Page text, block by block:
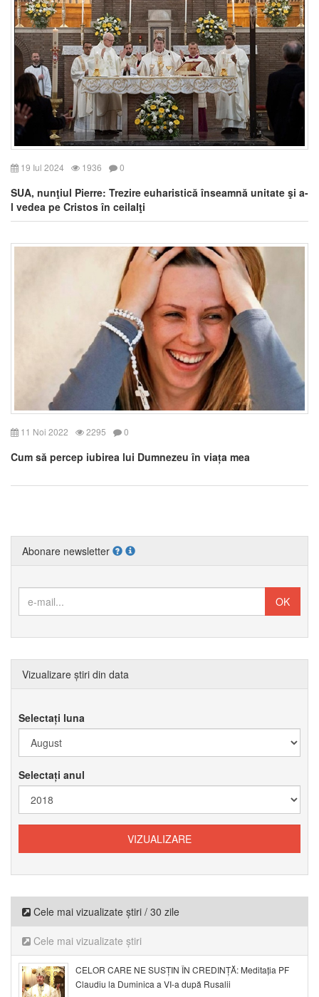
19 Iul 2024 1936 0
SUA, nunţiul Pierre: Trezire euharistică înseamnă unitate şi a-
l vedea pe Cristos în ceilalţi
11 Noi 2022 2295 0
Cum să percep iubirea lui Dumnezeu în viața mea
Abonare newsletter
Vizualizare știri din data
Selectați luna
Selectați anul
Cele mai vizualizate știri / 30 zile
Cele mai vizualizate știri
CELOR CARE NE SUSȚIN ÎN CREDINȚĂ: Meditația PF
Claudiu la Duminica a VI-a după Rusalii